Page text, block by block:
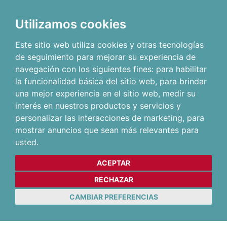
Utilizamos cookies
Este sitio web utiliza cookies y otras tecnologías
de seguimiento para mejorar su experiencia de
navegación con los siguientes fines: para habilitar
la funcionalidad básica del sitio web, para brindar
una mejor experiencia en el sitio web, medir su
interés en nuestros productos y servicios y
personalizar las interacciones de marketing, para
mostrar anuncios que sean más relevantes para
usted.
ACEPTAR
RECHAZAR
CAMBIAR PREFERENCIAS